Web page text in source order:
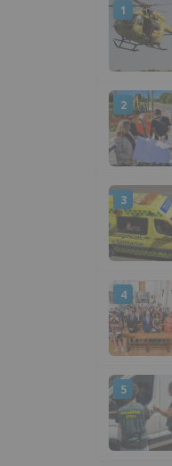
1
2
3
4
5